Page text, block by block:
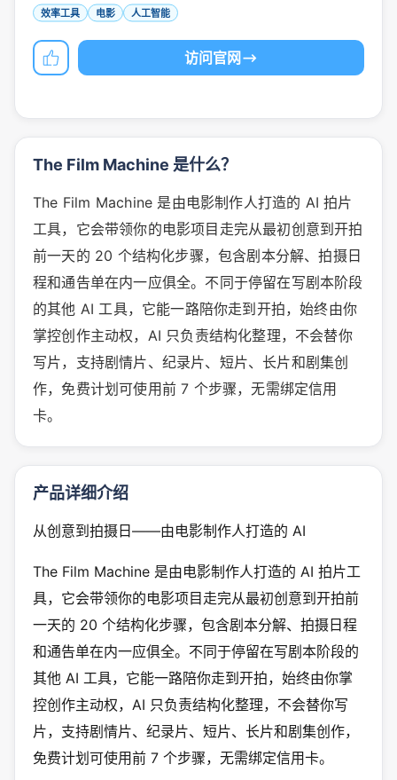
效率工具 电影 人工智能
访问官网
The Film Machine 是什么？
The Film Machine 是由电影制作人打造的 AI 拍片
工具，它会带领你的电影项目走完从最初创意到开拍
前一天的 20 个结构化步骤，包含剧本分解、拍摄日
程和通告单在内一应俱全。不同于停留在写剧本阶段
的其他 AI 工具，它能一路陪你走到开拍，始终由你
掌控创作主动权，AI 只负责结构化整理，不会替你
写片，支持剧情片、纪录片、短片、长片和剧集创
作，免费计划可使用前 7 个步骤，无需绑定信用
卡。
产品详细介绍
从创意到拍摄日——由电影制作人打造的 AI
The Film Machine 是由电影制作人打造的 AI 拍片工
具，它会带领你的电影项目走完从最初创意到开拍前
一天的 20 个结构化步骤，包含剧本分解、拍摄日程
和通告单在内一应俱全。不同于停留在写剧本阶段的
其他 AI 工具，它能一路陪你走到开拍，始终由你掌
控创作主动权，AI 只负责结构化整理，不会替你写
片，支持剧情片、纪录片、短片、长片和剧集创作，
免费计划可使用前 7 个步骤，无需绑定信用卡。